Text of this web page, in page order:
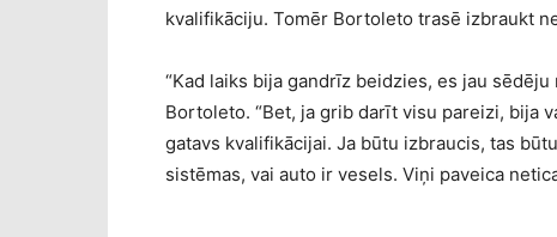
kvalifikāciju. Tomēr Bortoleto trasē izbraukt
“Kad laiks bija gandrīz beidzies, es jau
Bortoleto. “Bet, ja grib darīt visu pareizi, bija
gatavs kvalifikācijai. Ja būtu izbraucis, tas
sistēmas, vai auto ir vesels. Viņi paveica